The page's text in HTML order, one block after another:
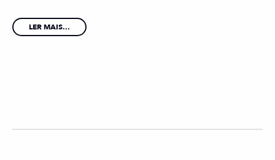
LER MAIS...